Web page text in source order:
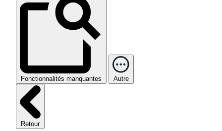
Fonctionnalités manquantes Autre
Retour